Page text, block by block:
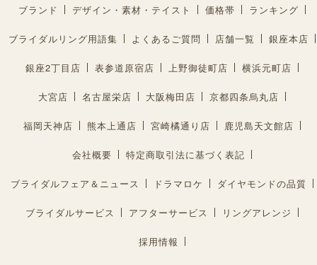
ブランド デザイン・素材・テイスト 価格帯 ランキング
ブライダルリング用語集 よくあるご質問 店舗一覧 銀座本店
銀座2丁目店 表参道原宿店 上野御徒町店 横浜元町店
大宮店 名古屋栄店 大阪梅田店 京都四条烏丸店
福岡天神店 熊本上通店 宮崎橘通り店 鹿児島天文館店
会社概要 特定商取引法に基づく表記
ブライダルフェア＆ニュース ドラマロケ ダイヤモンドの品質
ブライダルサービス アフターサービス リングアレンジ
採用情報